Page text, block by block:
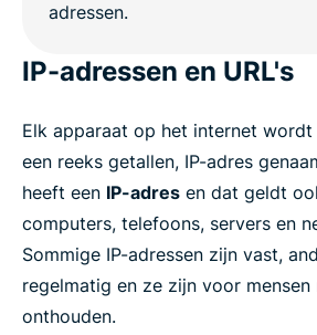
IP-adressen en URL's
Elk apparaat op het internet
een reeks getallen, IP-adres
heeft een IP-adres en dat geldt
computers, telefoons, servers en
Sommige IP-adressen zijn vast,
regelmatig en ze zijn voor
onthouden.